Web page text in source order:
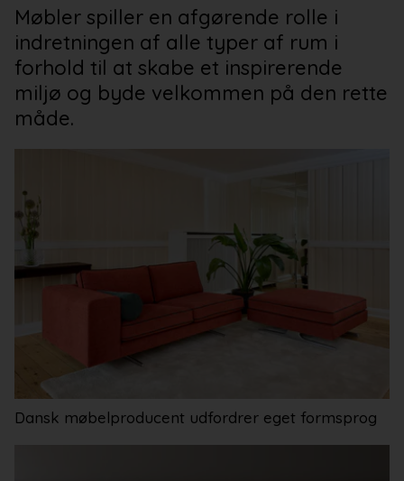
Møbler
Belysning
Akustik
Bad og køkken
Partnere
Møbler spiller en afgørende rolle i
indretningen af alle typer af rum i
forhold til at skabe et inspirerende
miljø og byde velkommen på den rette
måde.
Dansk møbelproducent udfordrer eget formsprog